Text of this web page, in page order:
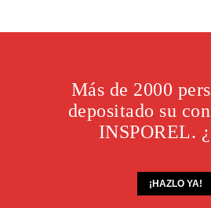
Más de 2000
depositado su
INSPOREL.
¡HAZLO YA!